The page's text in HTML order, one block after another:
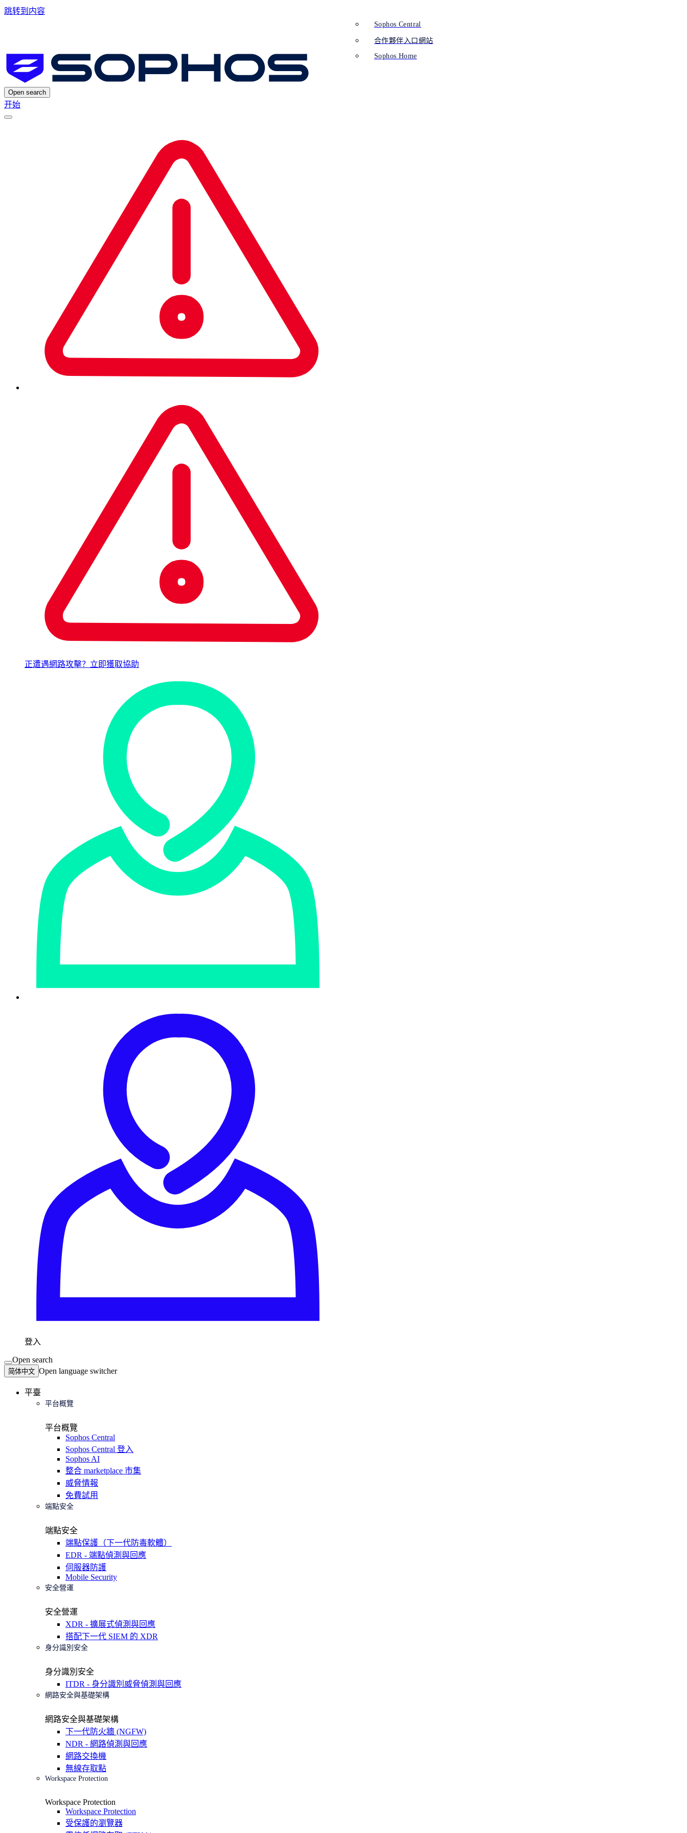
跳转到内容
Open search
开始
正遭遇網路攻擊？立即獲取協助
登入
Sophos Central
合作夥伴入口網站
Sophos Home
Open search
简体中文 Open language switcher
平臺
平台概覽
平台概覽
Sophos Central
Sophos Central 登入
Sophos AI
整合 marketplace 市集
威脅情報
免費試用
端點安全
端點安全
端點保護（下一代防毒軟體）
EDR - 端點偵測與回應
伺服器防護
Mobile Security
安全營運
安全營運
XDR - 擴展式偵測與回應
搭配下一代 SIEM 的 XDR
身分識別安全
身分識別安全
ITDR - 身分識別威脅偵測與回應
網路安全與基礎架構
網路安全與基礎架構
下一代防火牆 (NGFW)
NDR - 網路偵測與回應
網路交換機
無線存取點
Workspace Protection
Workspace Protection
Workspace Protection
受保護的瀏覽器